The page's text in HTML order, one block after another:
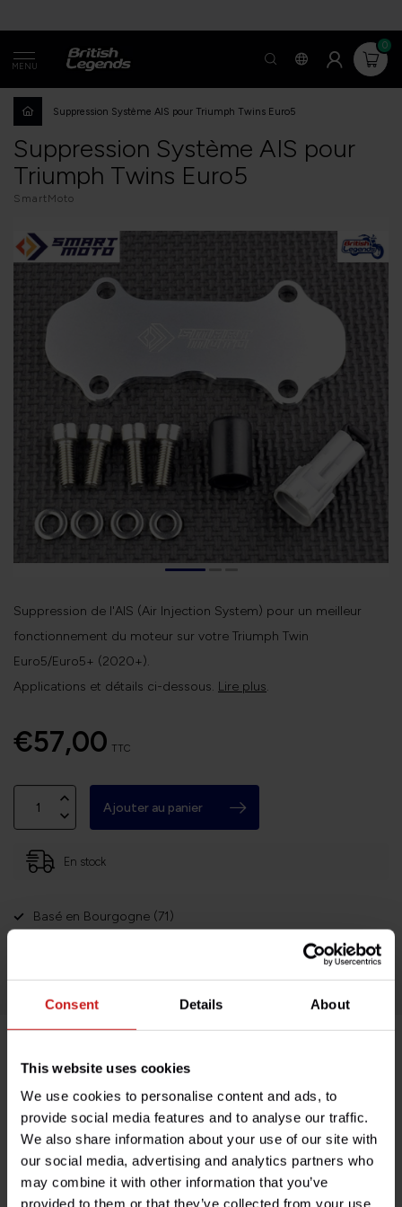
Consent Details About
This website uses cookies
We use cookies to personalise content and ads, to
provide social media features and to analyse our traffic.
We also share information about your use of our site with
our social media, advertising and analytics partners who
may combine it with other information that you’ve
provided to them or that they’ve collected from your use
MENU
0
Suppression Système AIS pour Triumph Twins Euro5
Suppression Système AIS pour
Triumph Twins Euro5
SmartMoto
Suppression de l'AIS (Air Injection System) pour un meilleur
fonctionnement du moteur sur votre Triumph Twin
Euro5/Euro5+ (2020+).
Applications et détails ci-dessous. Lire plus.
€57,00 TTC
Ajouter au panier
En stock
Basé en Bourgogne (71)
Description du produit
Spécifications
Avez-vous des questions concernant ce produit ?